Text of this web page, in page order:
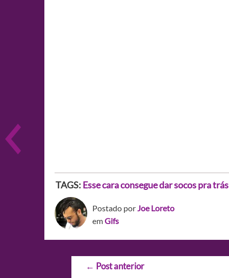
TAGS: Esse cara consegue dar socos pra trás
Postado porJoe Loreto
emGifs
Navegação
← Post anterior